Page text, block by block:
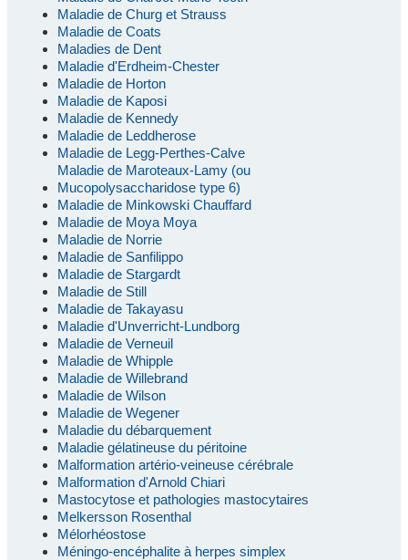
Maladie de Churg et Strauss
Maladie de Coats
Maladies de Dent
Maladie d'Erdheim-Chester
Maladie de Horton
Maladie de Kaposi
Maladie de Kennedy
Maladie de Leddherose
Maladie de Legg-Perthes-Calve
Maladie de Maroteaux-Lamy (ou
Mucopolysaccharidose type 6)
Maladie de Minkowski Chauffard
Maladie de Moya Moya
Maladie de Norrie
Maladie de Sanfilippo
Maladie de Stargardt
Maladie de Still
Maladie de Takayasu
Maladie d'Unverricht-Lundborg
Maladie de Verneuil
Maladie de Whipple
Maladie de Willebrand
Maladie de Wilson
Maladie de Wegener
Maladie du débarquement
Maladie gélatineuse du péritoine
Malformation artério-veineuse cérébrale
Malformation d'Arnold Chiari
Mastocytose et pathologies mastocytaires
Melkersson Rosenthal
Mélorhéostose
Méningo-encéphalite à herpes simplex